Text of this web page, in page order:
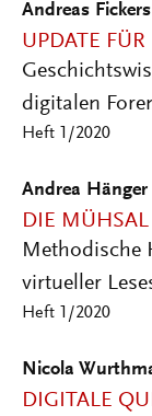
Andreas Fickers
UPDATE
digitalen
Heft 1/2020
Andrea Hänger
DIE
Methodische
virtueller
Heft 1/2020
Nicola
DIGITALE